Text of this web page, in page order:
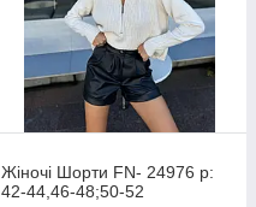
Жіночі Шорти FN- 24976 р:
42-44,46-48;50-52